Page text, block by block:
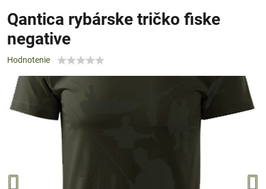
Qantica rybárske tričko fiske
negative
Hodnotenie